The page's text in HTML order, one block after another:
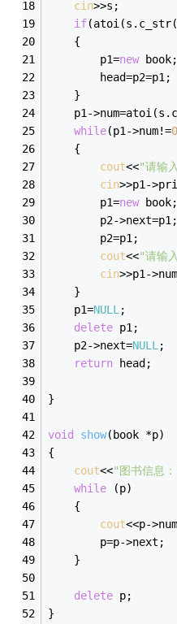
cin>>s;
if
	{
		p1=
new book;
	    head=p2=p1;
	}
p1-
while(p1->num!=0
	{
cout<<"请输
cin>>p1-
		p1=
new book;
		p2->next=p1;
		p2=p1;
cout<<"请输
cin>>p1-
	}
	p1=
NULL ;
delete p1;
	p2->next=
NULL ;
return head;
}
void show(book *p)
{
cout<<"图书信息
while (p)
cout<<p-
		p=p->next;
	}
delete p;
}